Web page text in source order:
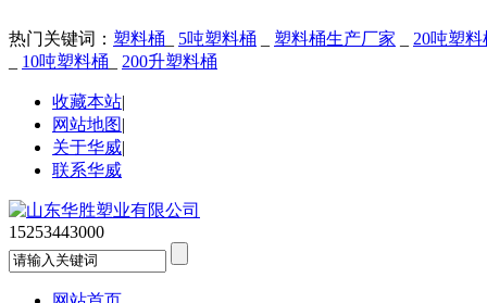
热门关键词： 塑料桶 5吨塑料桶 塑料桶生产厂家
20吨塑料
10吨塑料桶 200升塑料桶
收藏本站|
网站地图|
关于华威|
联系华威
15253443000